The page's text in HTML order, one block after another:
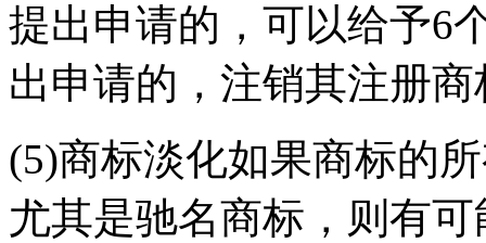
提出申请的，可以给予6
出申请的，注销其注册商
(5)商标淡化如果商标的
尤其是驰名商标，则有